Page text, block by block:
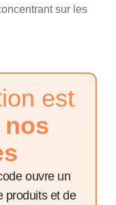
sur les
est
nos
ouvre un
produits et de